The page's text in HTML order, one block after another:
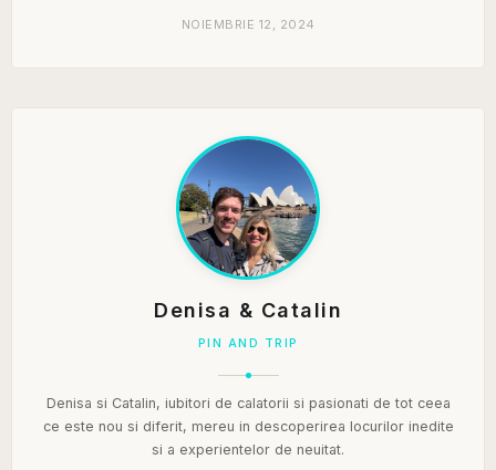
NOIEMBRIE 12, 2024
Denisa & Catalin
PIN AND TRIP
Denisa si Catalin, iubitori de calatorii si pasionati de tot ceea
ce este nou si diferit, mereu in descoperirea locurilor inedite
si a experientelor de neuitat.